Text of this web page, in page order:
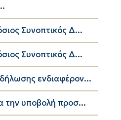
Συνοπτικός Δ...
Συνοπτικός Δ...
ενδιαφέρον...
την υποβολή προσ...